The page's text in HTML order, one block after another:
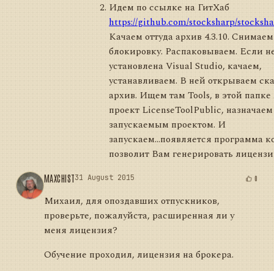
Идем по ссылке на ГитХаб
https://github.com/stocksharp/
Качаем оттуда архив 4.3.10.
блокировку. Распаковываем. Если
установлена Visual Studio, качаем,
устанавливаем. В ней открываем
архив. Ищем там Tools, в этой
проект LicenseToolPublic, назначаем
запускаемым проектом. И
запускаем...появляется программа
позволит Вам генерировать
MAXCHIST31 August 2015 0
Михаил, для опоздавших отпускников,
проверьте, пожалуйста, расширенная ли у
меня лицензия?
Обучение проходил, лицензия на брокера.